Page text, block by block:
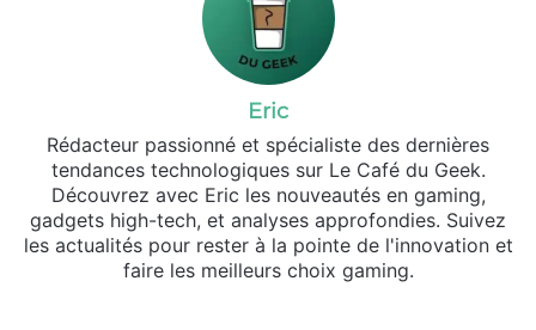
Eric
Rédacteur passionné et spécialiste des dernières
tendances technologiques sur Le Café du Geek.
Découvrez avec Eric les nouveautés en gaming,
gadgets high-tech, et analyses approfondies. Suivez
les actualités pour rester à la pointe de l'innovation et
faire les meilleurs choix gaming.